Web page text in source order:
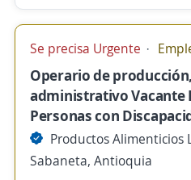
Se precisa Urgente
Operario de
administrativo Vacante
Personas con
Productos Alimenticios
Sabaneta, Antioquia